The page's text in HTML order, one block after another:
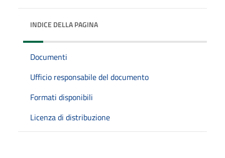
INDICE DELLA PAGINA
Documenti
Ufficio responsabile del documento
Formati disponibili
Licenza di distribuzione